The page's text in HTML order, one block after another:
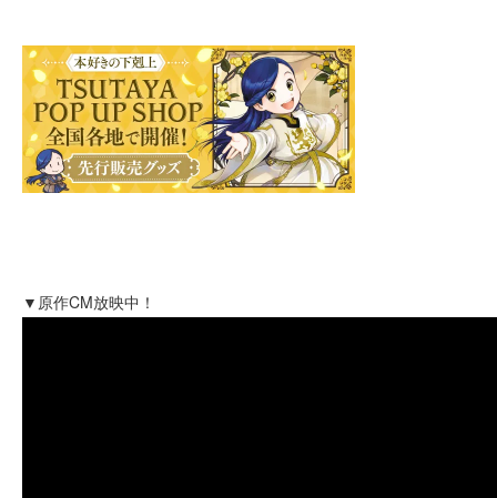
▼原作CM放映中！